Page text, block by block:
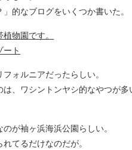
的なブログをいくつか書いた。
物園です。
ート
ォルニアだったらしい。
、ワシントンヤシ的なやつが
が袖ヶ浜海浜公園らしい。
てるだけなのだが。